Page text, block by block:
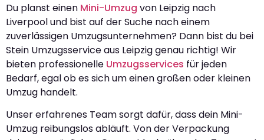
Du planst einen Mini-Umzug von Leipzig nach
Liverpool und bist auf der Suche nach einem
zuverlässigen Umzugsunternehmen? Dann bist du bei
Stein Umzugsservice aus Leipzig genau richtig! Wir
bieten professionelle Umzugsservices für jeden
Bedarf, egal ob es sich um einen großen oder kleinen
Umzug handelt.
Unser erfahrenes Team sorgt dafür, dass dein Mini-
Umzug reibungslos abläuft. Von der Verpackung